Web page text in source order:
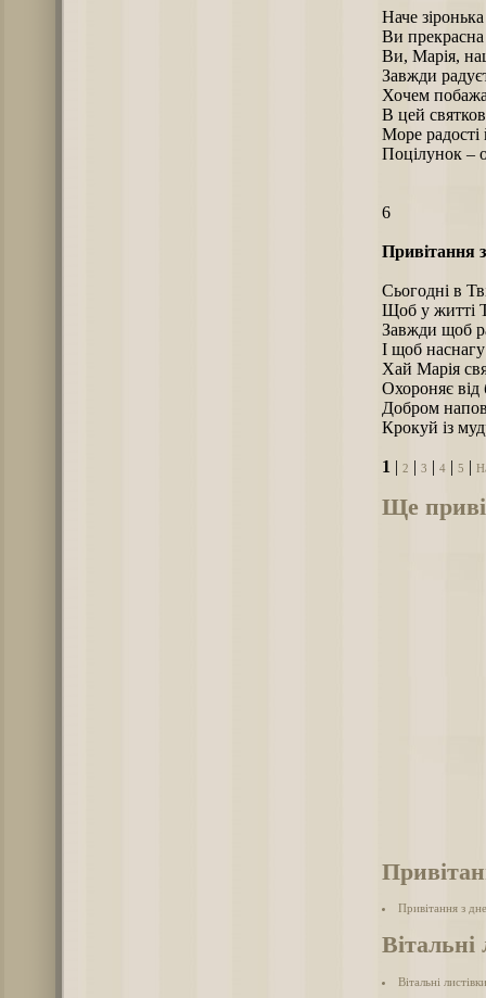
Наче
Ви прекрасна
Ви, Марія,
Завжди
Хочем
В цей
Море радості
Поцілунок –
6
Привітання
Сьогодні в
Щоб у житті
Завжди щоб
І щоб
Хай Марія
Охороняє від
Добром
Крокуй із
1 2 3 4 5
Ще
Привітання з
Вітальні
Вітальні